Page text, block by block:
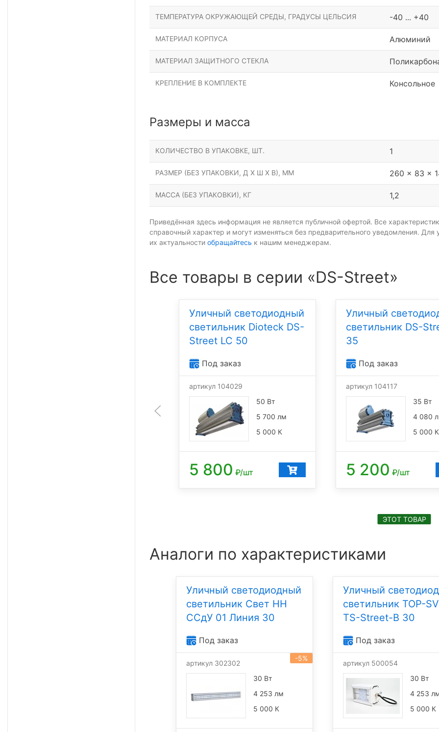
ТЕМПЕРАТУРА ОКРУЖАЮЩЕЙ СРЕДЫ, ГРАДУСЫ ЦЕЛЬСИЯ -40 ... +40
МАТЕРИАЛ КОРПУСА Алюминий
МАТЕРИАЛ ЗАЩИТНОГО СТЕКЛА
КРЕПЛЕНИЕ В КОМПЛЕКТЕ Консольное
Размеры и масса
КОЛИЧЕСТВО В УПАКОВКЕ, ШТ. 1
РАЗМЕР (БЕЗ УПАКОВКИ, Д Х Ш Х В), ММ 260 x 83 x
МАССА (БЕЗ УПАКОВКИ), КГ 1,2
Приведённая здесь информация не является публичной офертой. Все
справочный характер и могут изменяться без предварительного уведомления. Для
их актуальности обращайтесь к нашим менеджерам.
Все товары в серии «DS-Street»
Уличный светодиодный
светильник Dioteck DS-
Street LC 50
Под заказ
артикул 104029
50 Вт
5 700 лм
5 000 К
5 800 ₽/шт
Уличный
светильник DS-
35
Под заказ
артикул 104117
35 Вт
4 080
5 000 К
5 200 ₽/шт
ЭТОТ ТОВАР
Аналоги по характеристиками
Уличный светодиодный
светильник Свет НН
ССдУ 01 Линия 30
Под заказ
-5%
артикул 302302
30 Вт
4 253 лм
5 000 К
Уличный
светильник TOP-
TS-Street-B 30
Под заказ
артикул 500054
30 Вт
4 253
5 000 К